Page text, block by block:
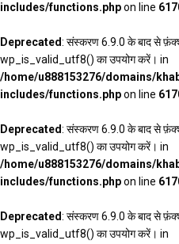
includes/functions.phpon line
Deprecated: संस्करण 6.9.0 के बाद से
wp_is_valid_utf8() का उपयोग करें। in
/home/u888153276/domains/
includes/functions.phpon line
Deprecated: संस्करण 6.9.0 के बाद से
wp_is_valid_utf8() का उपयोग करें। in
/home/u888153276/domains/
includes/functions.phpon line
Deprecated: संस्करण 6.9.0 के बाद से
wp_is_valid_utf8() का उपयोग करें। in